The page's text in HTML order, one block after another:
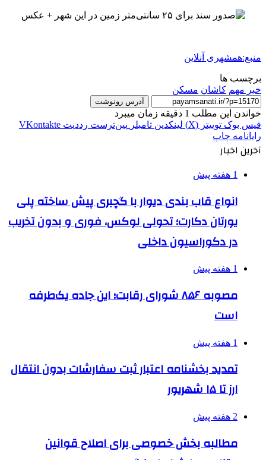
منبع:همشهری آنلاین
برچسب ها
خبر مهم كاشان مسکن
آدرس رونوشت
خواندن این مطلب 1 دقیقه زمان میبرد
فیس بوک توییتر (X) لینکدین ‫تامبلر ‫پین‌ترست ‫رددیت ‫VKontakte
رایانامه چاپ
آخرین اخبار
1 هفته پیش
انواع قاب بندی دیوار با گچبری پیش ساخته پلی
یورتان دکارت؛ تحولی لوکس، فوری و بدون تخریب
در دکوراسیون داخلی
1 هفته پیش
مصوبه ۸۵۶ شورای رقابت؛ این جاده یک‌طرفه
است
1 هفته پیش
تمدید بخشنامه اعتبار ثبت سفارشات بدون انتقال
ارز تا ۱۵ شهریور
2 هفته پیش
مطالبه بخش خصوصی برای اصلاح قوانین